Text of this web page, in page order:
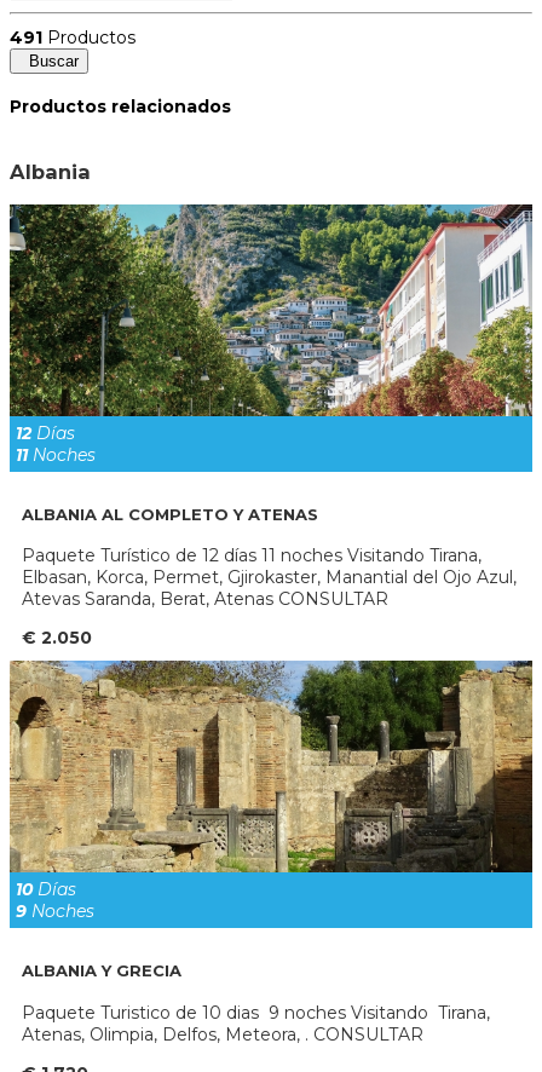
491 Productos
Buscar
Productos relacionados
Albania
12Días
11Noches
ALBANIA AL COMPLETO Y ATENAS
Paquete Turístico de 12 días 11 noches Visitando Tirana,
Elbasan, Korca, Permet, Gjirokaster, Manantial del Ojo Azul,
Atevas Saranda, Berat, Atenas CONSULTAR
€ 2.050
10Días
9 Noches
ALBANIA Y GRECIA
Paquete Turistico de 10 dias 9 noches Visitando Tirana,
Atenas, Olimpia, Delfos, Meteora, . CONSULTAR